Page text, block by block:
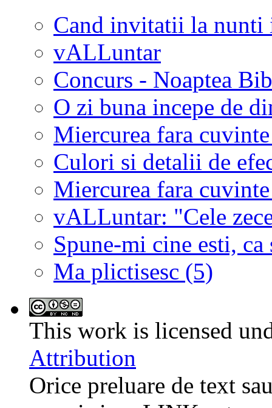
Cand invitatii la nunti
vALLuntar
Concurs - Noaptea
O zi buna incepe de
Miercurea fara
Culori si detalii de
Miercurea fara
vALLuntar: "Cele
Spune-mi cine esti, ca
Ma plictisesc (5)
This work is licensed
Attribution
Orice preluare de text